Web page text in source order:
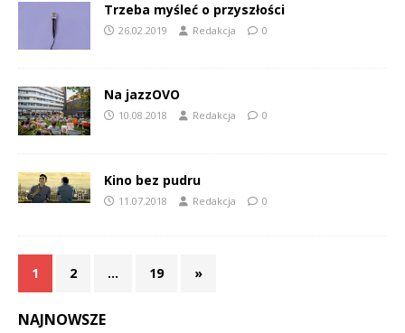
Trzeba myśleć o przyszłości
26.02.2019 Redakcja 0
Na jazzOVO
10.08.2018 Redakcja 0
Kino bez pudru
11.07.2018 Redakcja 0
1 2 … 19 »
NAJNOWSZE